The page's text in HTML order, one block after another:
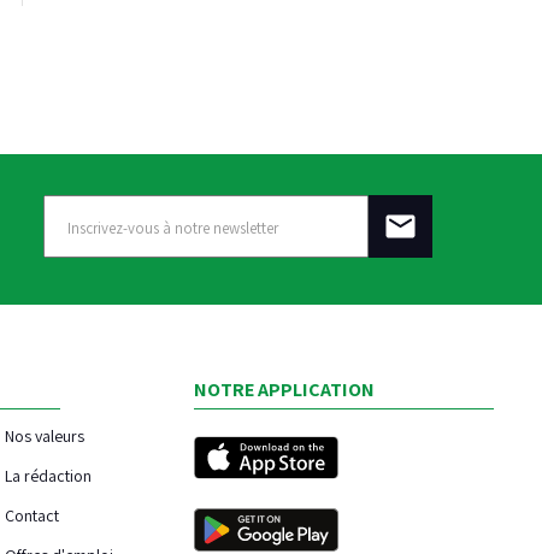
Nos valeurs
La rédaction
Contact
NOTRE APPLICATION